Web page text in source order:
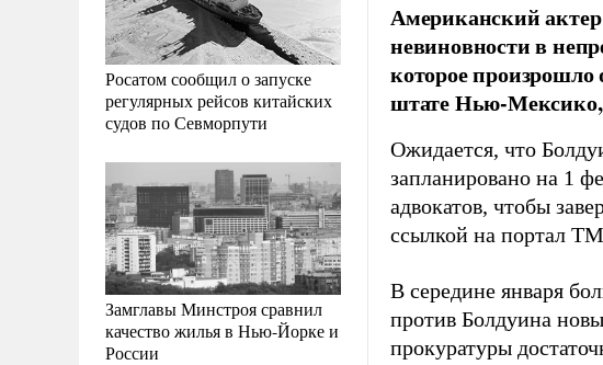
Росатом сообщил о запуске
регулярных рейсов китайских
судов по Севморпути
Замглавы Минстроя сравнил
качество жилья в Нью-Йорке и
России
Американский
невиновности в
которое произрошло
штате Нью-Мексико,
Ожидается, что
запланировано на 1
адвокатов, чтобы
ссылкой на портал
В середине января
против Болдуина
прокуратуры